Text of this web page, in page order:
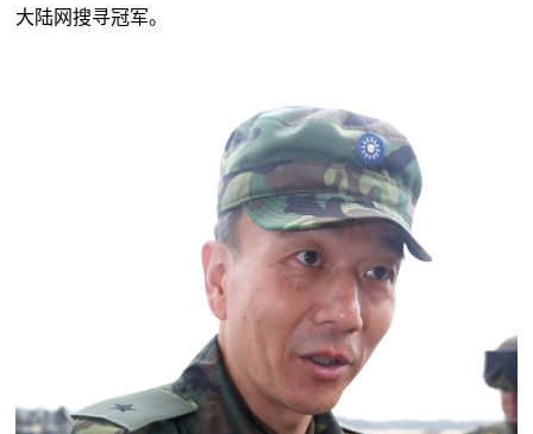
大陆网搜寻冠军。